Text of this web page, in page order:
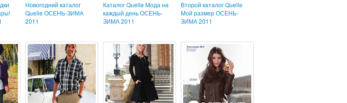
Новогодний каталог
Quelle ОСЕНЬ-ЗИМА
2011
Каталог Quelle Мода на
каждый день ОСЕНЬ-
ЗИМА 2011
Второй каталог Quelle
Мой размер ОСЕНЬ-
ЗИМА 2011